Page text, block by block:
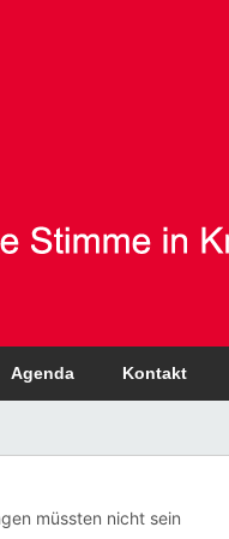
Agenda Kontakt
müssten nicht sein